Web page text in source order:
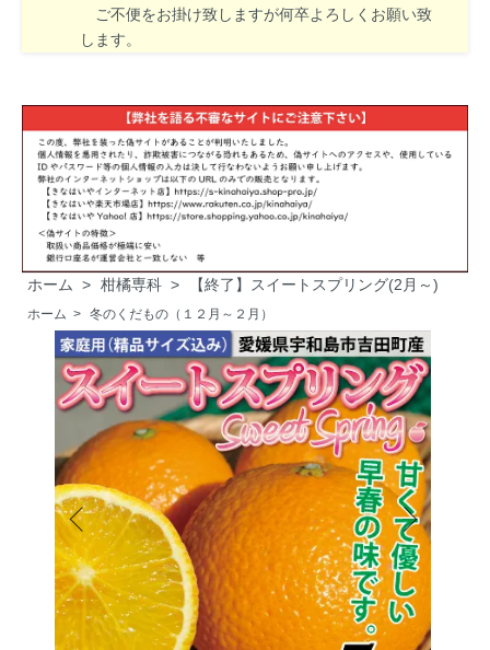
ご不便をお掛け致しますが何卒よろしくお願い致
します。
ホーム > 柑橘専科 > 【終了】スイートスプリング(2月～)
ホーム > 冬のくだもの（１２月～２月）